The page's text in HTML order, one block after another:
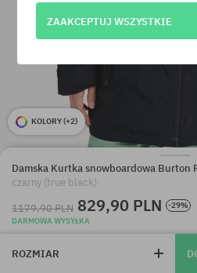
KOLORY (+2)
Damska Kurtka snowboardowa Burton
czarny (true black)
1179,90 PLN 829,90 PLN
-29%
DARMOWA WYSYŁKA
ROZMIAR
ZAAKCEPTUJ WSZYSTKIE